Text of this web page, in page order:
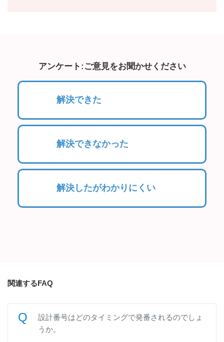
アンケート:ご意見をお聞かせください
解決できた
解決できなかった
解決したがわかりにくい
関連するFAQ
設計番号はどのタイミングで発番されるのでしょ
うか。